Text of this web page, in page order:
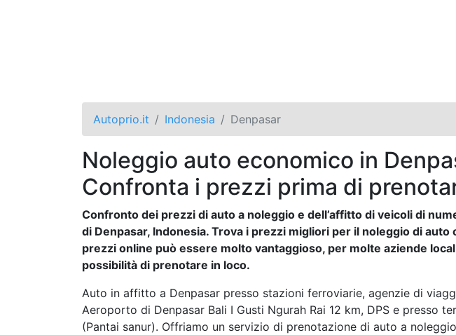
Autoprio.it Indonesia Denpasar
Noleggio auto economico in
Confronta i prezzi prima di
Confronto dei prezzi di auto a noleggio e dell’affitto di veicoli di
di Denpasar, Indonesia. Trova i prezzi migliori per il noleggio di auto
prezzi online può essere molto vantaggioso, per molte aziende
possibilità di prenotare in loco.
Auto in affitto a Denpasar presso stazioni ferroviarie, agenzie di
Aeroporto di Denpasar Bali I Gusti Ngurah Rai 12 km, DPS e presso
(Pantai sanur). Offriamo un servizio di prenotazione di auto a